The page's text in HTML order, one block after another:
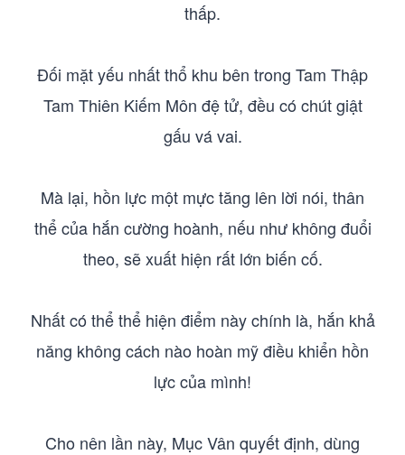
thấp.
Đối mặt yếu nhất thổ khu bên trong Tam Thập
Tam Thiên Kiếm Môn đệ tử, đều có chút giật
gấu vá vai.
Mà lại, hồn lực một mực tăng lên lời nói, thân
thể của hắn cường hoành, nếu như không đuổi
theo, sẽ xuất hiện rất lớn biến cố.
Nhất có thể thể hiện điểm này chính là, hắn khả
năng không cách nào hoàn mỹ điều khiển hồn
lực của mình!
Cho nên lần này, Mục Vân quyết định, dùng